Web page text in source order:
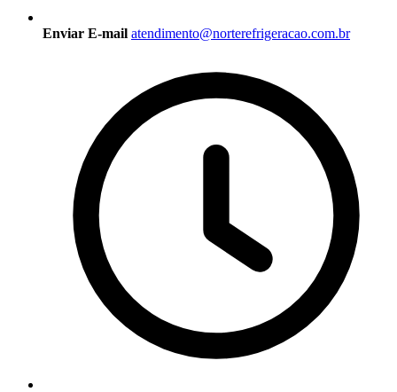
Enviar E-mail atendimento@norterefrigeracao.com.br